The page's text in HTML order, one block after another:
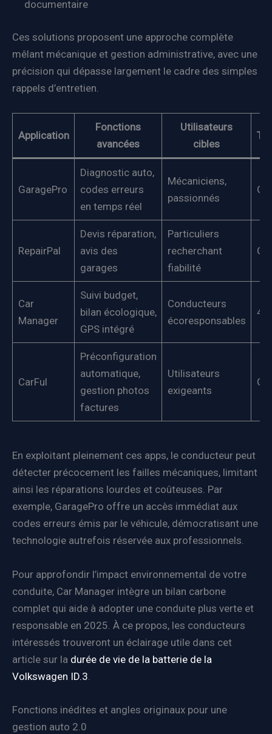
documentaire
Ces solutions proposent une approche complète
mêlant mécanique et gestion administrative, avec une
précision qui dépasse largement le cadre des simples
rappels d’entretien.
Application
Fonctions
avancées
Utilisateurs
cibles
GaragePro
Diagnostic auto,
codes erreurs
en temps réel
Mécaniciens,
passionnés
RepairPal
Devis réparation,
avis des
garages
Particuliers
recherchant
fiabilité
Car
Manager
Suivi budget,
bilan écologique,
GPS intégré
Conducteurs
écoresponsables
CarFul
Préconfiguration
automatique,
gestion photos
factures
Utilisateurs
exigeants
En exploitant pleinement ces apps, le conducteur peut
détecter précocement les failles mécaniques, limitant
ainsi les réparations lourdes et coûteuses. Par
exemple, GaragePro offre un accès immédiat aux
codes erreurs émis par le véhicule, démocratisant une
technologie autrefois réservée aux professionnels.
Pour approfondir l’impact environnemental de votre
conduite, Car Manager intègre un bilan carbone
complet qui aide à adopter une conduite plus verte et
responsable en 2025. À ce propos, les conducteurs
intéressés trouveront un éclairage utile dans cet
article sur la durée de vie de la batterie de la
Volkswagen ID.3
Fonctions inédites et angles originaux pour une
gestion auto 2.0